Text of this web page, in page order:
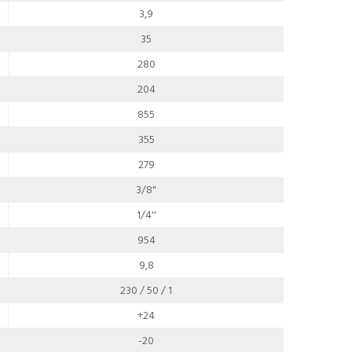
3,9
35
280
204
855
355
279
3/8"
1/4''
954
9,8
230 / 50 / 1
+24
-20